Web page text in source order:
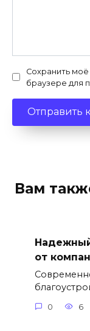
Сохранить
браузере для
Вам
от
0 6